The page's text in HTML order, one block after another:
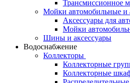
Трансмиссионное
Мойки автомобильные и
Аксессуары для
Мойки
Шины и аксессуары
Водоснабжение
Коллекторы
Коллекторные
Коллекторные